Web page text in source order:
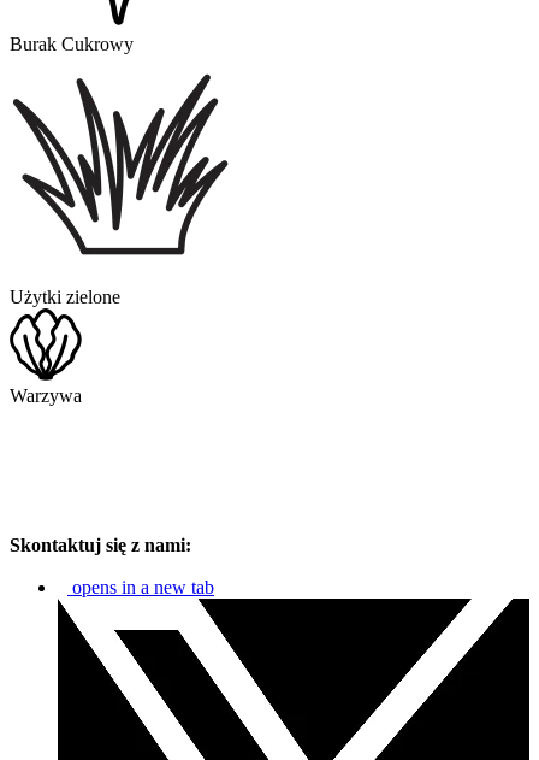
Burak Cukrowy
Użytki zielone
Warzywa
Skontaktuj się z nami:
opens in a new tab